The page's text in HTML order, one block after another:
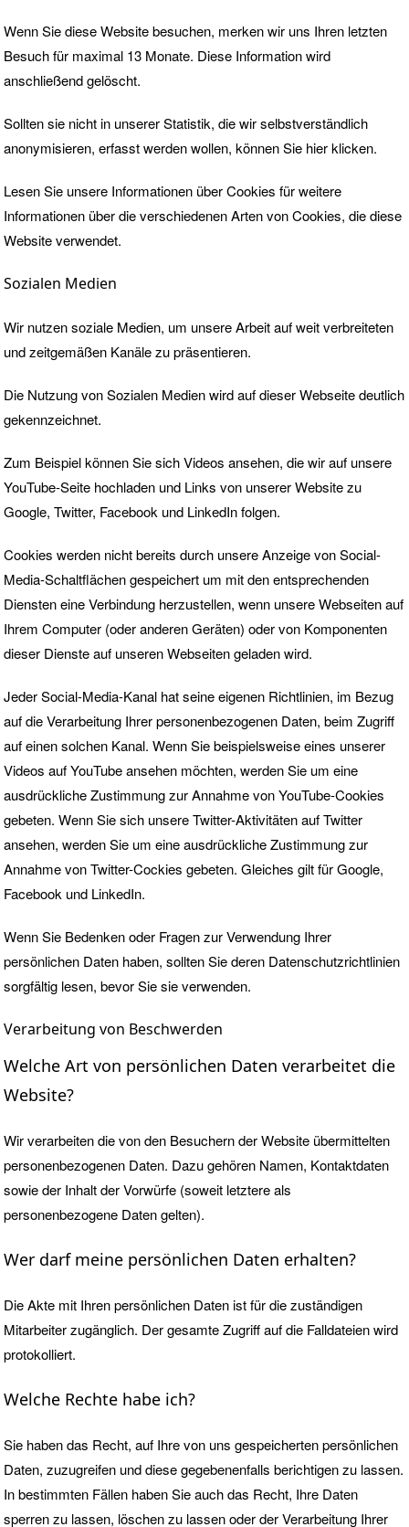
Wenn Sie diese Website besuchen, merken wir uns Ihren letzten
Besuch für maximal 13 Monate. Diese Information wird
anschließend gelöscht.
Sollten sie nicht in unserer Statistik, die wir selbstverständlich
anonymisieren, erfasst werden wollen, können Sie hierklicken.
Lesen Sie unsere Informationen über Cookies für weitere
Informationen über die verschiedenen Arten von Cookies, die diese
Website verwendet.
Sozialen Medien
Wir nutzen soziale Medien, um unsere Arbeit auf weit verbreiteten
und zeitgemäßen Kanäle zu präsentieren.
Die Nutzung von Sozialen Medien wird auf dieser Webseite deutlich
gekennzeichnet.
Zum Beispiel können Sie sich Videos ansehen, die wir auf unsere
YouTube-Seite hochladen und Links von unserer Website zu
Google, Twitter, Facebook und LinkedIn folgen.
Cookies werden nicht bereits durch unsere Anzeige von Social-
Media-Schaltflächen gespeichert um mit den entsprechenden
Diensten eine Verbindung herzustellen, wenn unsere Webseiten auf
Ihrem Computer (oder anderen Geräten) oder von Komponenten
dieser Dienste auf unseren Webseiten geladen wird.
Jeder Social-Media-Kanal hat seine eigenen Richtlinien, im Bezug
auf die Verarbeitung Ihrer personenbezogenen Daten, beim Zugriff
auf einen solchen Kanal. Wenn Sie beispielsweise eines unserer
Videos auf YouTube ansehen möchten, werden Sie um eine
ausdrückliche Zustimmung zur Annahme vonYouTube-Cookies
gebeten. Wenn Sie sich unsere Twitter-Aktivitäten auf Twitter
ansehen, werden Sie um eine ausdrückliche Zustimmung zur
Annahme vonTwitter-Cockies gebeten. Gleiches gilt für Google,
Facebook und LinkedIn.
Wenn Sie Bedenken oder Fragen zur Verwendung Ihrer
persönlichen Daten haben, sollten Sie deren Datenschutzrichtlinien
sorgfältig lesen, bevor Sie sie verwenden.
Verarbeitung von Beschwerden
Welche Art von persönlichen Daten verarbeitet die
Website?
Wir verarbeiten die von den Besuchern der Website übermittelten
personenbezogenen Daten. Dazu gehören Namen, Kontaktdaten
sowie der Inhalt der Vorwürfe (soweit letztere als
personenbezogene Daten gelten).
Wer darf meine persönlichen Daten erhalten?
Die Akte mit Ihren persönlichen Daten ist für die zuständigen
Mitarbeiter zugänglich. Der gesamte Zugriff auf die Falldateien wird
protokolliert.
Welche Rechte habe ich?
Sie haben das Recht, auf Ihre von uns gespeicherten persönlichen
Daten, zuzugreifen und diese gegebenenfalls berichtigen zu lassen.
In bestimmten Fällen haben Sie auch das Recht, Ihre Daten
sperren zu lassen, löschen zu lassen oder der Verarbeitung Ihrer